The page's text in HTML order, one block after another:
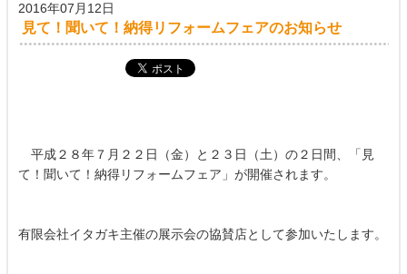
2016年07月12日
見て！聞いて！納得リフォームフェアのお知らせ
平成２８年７月２２日（金）と２３日（土）の２日間、「見
て！聞いて！納得リフォームフェア」が開催されます。
有限会社イタガキ主催の展示会の協賛店として参加いたします。